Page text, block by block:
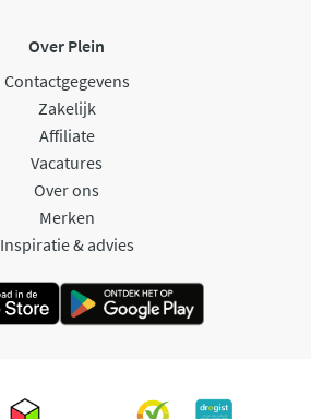
Over Plein
Contactgegevens
Zakelijk
Affiliate
Vacatures
Over ons
Merken
Inspiratie & advies